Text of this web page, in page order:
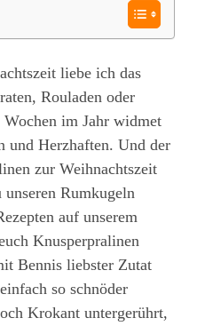
liebe ich das
Rouladen oder
Wochen im Jahr widmet
und Herzhaften. Und der
zur Weihnachtszeit
Rumkugeln
auf unserem
Knusperpralinen
Bennis liebster Zutat
so schnöder
Krokant untergerührt,